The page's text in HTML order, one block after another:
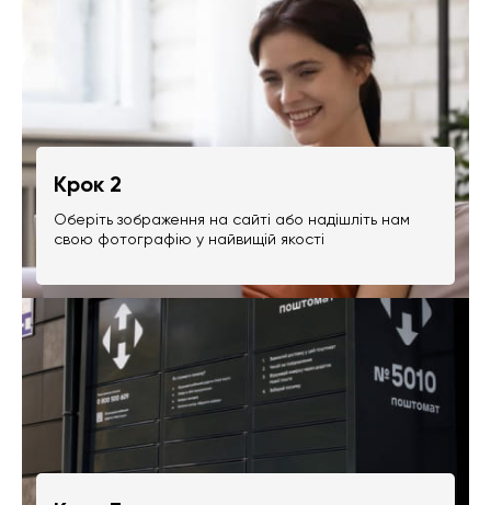
Крок 2
Оберіть зображення на сайті або надішліть нам
свою фотографію у найвищій якості